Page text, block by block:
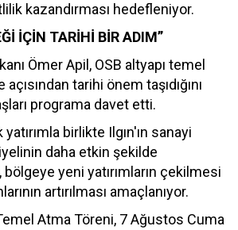
kazandırması hedefleniyor.
İÇİN TARİHİ BİR ADIM”
Ömer Apil, OSB altyapı temel
tarihi önem taşıdığını
programa davet etti.
birlikte Ilgın'ın sanayi
daha etkin şekilde
yeni yatırımların çekilmesi
artırılması amaçlanıyor.
Atma Töreni, 7 Ağustos Cuma